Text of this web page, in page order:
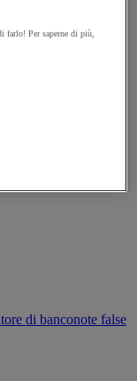
di banconote false
farlo! Per saperne di più,